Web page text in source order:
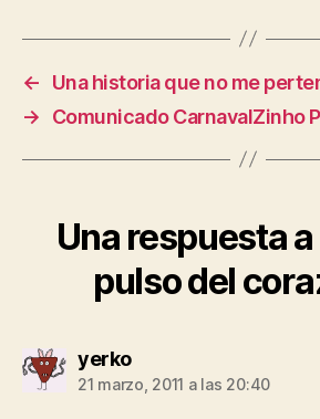
←
Una historia que no me
→
Comunicado CarnavalZinho
Una respuesta
pulso del
yerkodice:
21 marzo, 2011 a las 20:40